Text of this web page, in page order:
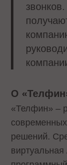
О
«Телфин» –
решений.